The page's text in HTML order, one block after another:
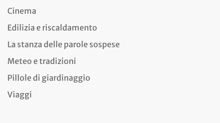
Cinema
Edilizia e riscaldamento
La stanza delle parole sospese
Meteo e tradizioni
Pillole di giardinaggio
Viaggi